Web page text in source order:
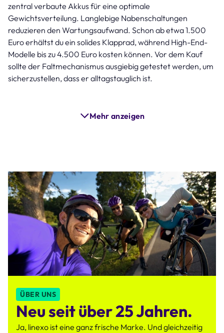
zentral verbaute Akkus für eine optimale
Gewichtsverteilung. Langlebige Nabenschaltungen
reduzieren den Wartungsaufwand. Schon ab etwa 1.500
Euro erhältst du ein solides Klapprad, während High-End-
Modelle bis zu 4.500 Euro kosten können. Vor dem Kauf
sollte der Faltmechanismus ausgiebig getestet werden, um
sicherzustellen, dass er alltagstauglich ist.
Mehr anzeigen
ÜBER UNS
Neu seit über 25 Jahren.
Ja, linexo ist eine ganz frische Marke. Und gleichzeitig